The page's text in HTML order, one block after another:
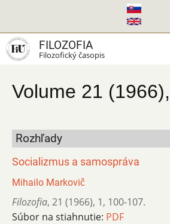
hlavný
obsah
FILOZOFIA
Filozofický časopis
Volume 21
Rozhľady
Socializmus a samospráva
Mihailo Markovič
Filozofia, 21 (1966), 1, 100-107.
Súbor na stiahnutie: PDF